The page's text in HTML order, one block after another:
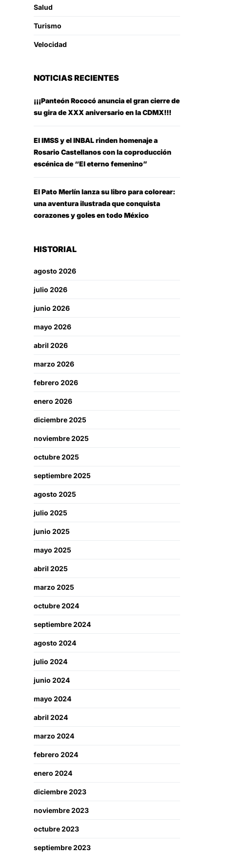
Salud
Turismo
Velocidad
NOTICIAS RECIENTES
¡¡¡Panteón Rococó anuncia el gran cierre de
su gira de XXX aniversario en la CDMX!!!
El IMSS y el INBAL rinden homenaje a
Rosario Castellanos con la coproducción
escénica de “El eterno femenino”
El Pato Merlín lanza su libro para colorear:
una aventura ilustrada que conquista
corazones y goles en todo México
HISTORIAL
agosto 2026
julio 2026
junio 2026
mayo 2026
abril 2026
marzo 2026
febrero 2026
enero 2026
diciembre 2025
noviembre 2025
octubre 2025
septiembre 2025
agosto 2025
julio 2025
junio 2025
mayo 2025
abril 2025
marzo 2025
octubre 2024
septiembre 2024
agosto 2024
julio 2024
junio 2024
mayo 2024
abril 2024
marzo 2024
febrero 2024
enero 2024
diciembre 2023
noviembre 2023
octubre 2023
septiembre 2023